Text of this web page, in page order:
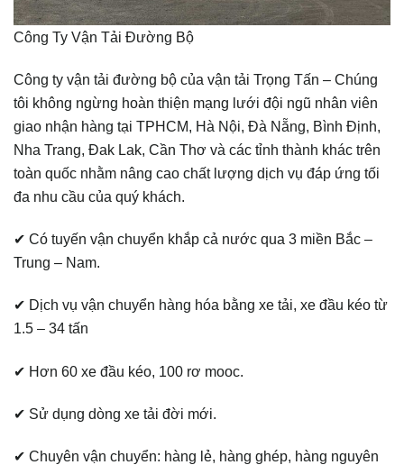
Công Ty Vận Tải Đường Bộ
Công ty vận tải đường bộ của vận tải Trọng Tấn – Chúng
tôi không ngừng hoàn thiện mạng lưới đội ngũ nhân viên
giao nhận hàng tại TPHCM, Hà Nội, Đà Nẵng, Bình Định,
Nha Trang, Đak Lak, Cần Thơ và các tỉnh thành khác trên
toàn quốc nhằm nâng cao chất lượng dịch vụ đáp ứng tối
đa nhu cầu của quý khách.
✔ Có tuyến vận chuyển khắp cả nước qua 3 miền Bắc –
Trung – Nam.
✔ Dịch vụ vận chuyển hàng hóa bằng xe tải, xe đầu kéo từ
1.5 – 34 tấn
✔ Hơn 60 xe đầu kéo, 100 rơ mooc.
✔ Sử dụng dòng xe tải đời mới.
✔ Chuyên vận chuyển: hàng lẻ, hàng ghép, hàng nguyên